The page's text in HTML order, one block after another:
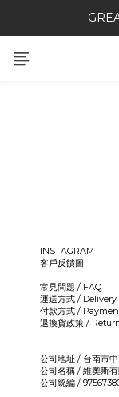
INSTAGRAM
客戶反饋圖
常見問題 / FAQ
運送方式 / Delivery
付款方式 /
退換貨政策 /
公司地址 / 台南市
公司名稱 / 維奧斯
公司統編 /